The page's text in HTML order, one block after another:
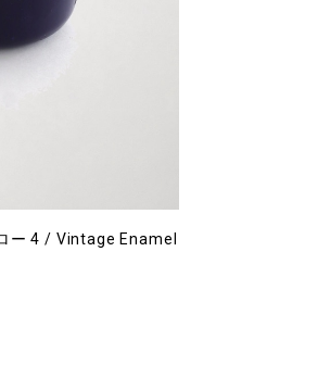
ー 4 / Vintage Enamel